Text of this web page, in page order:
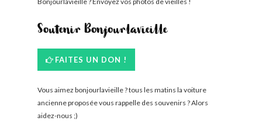
Soutenir Bonjourlavieille
FAITES UN DON !
Vous aimez bonjourlavieille ? tous les matins la voiture
ancienne proposée vous rappelle des souvenirs ? Alors
aidez-nous ;)